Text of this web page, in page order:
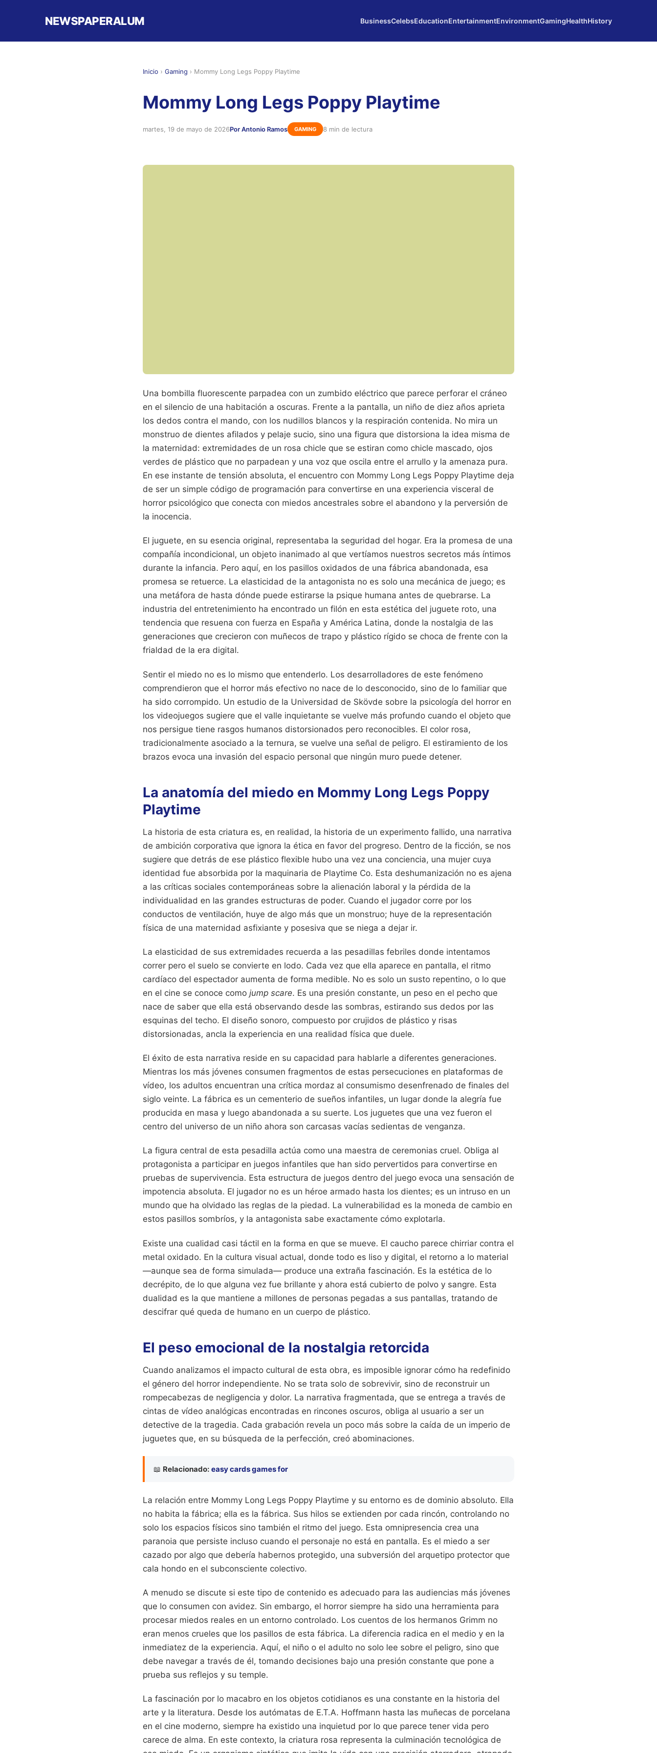
NEWSPAPERALUM BusinessCelebsEducationEntertainmentEnvironmentGamingHealthHistory
Inicio › Gaming › Mommy Long Legs Poppy Playtime
Mommy Long Legs Poppy Playtime
martes, 19 de mayo de 2026Por Antonio Ramos GAMING 8 min de lectura
Una bombilla fluorescente parpadea con un zumbido eléctrico que parece perforar el cráneo
en el silencio de una habitación a oscuras. Frente a la pantalla, un niño de diez años aprieta
los dedos contra el mando, con los nudillos blancos y la respiración contenida. No mira un
monstruo de dientes afilados y pelaje sucio, sino una figura que distorsiona la idea misma de
la maternidad: extremidades de un rosa chicle que se estiran como chicle mascado, ojos
verdes de plástico que no parpadean y una voz que oscila entre el arrullo y la amenaza pura.
En ese instante de tensión absoluta, el encuentro con Mommy Long Legs Poppy Playtime deja
de ser un simple código de programación para convertirse en una experiencia visceral de
horror psicológico que conecta con miedos ancestrales sobre el abandono y la perversión de
la inocencia.
El juguete, en su esencia original, representaba la seguridad del hogar. Era la promesa de una
compañía incondicional, un objeto inanimado al que vertíamos nuestros secretos más íntimos
durante la infancia. Pero aquí, en los pasillos oxidados de una fábrica abandonada, esa
promesa se retuerce. La elasticidad de la antagonista no es solo una mecánica de juego; es
una metáfora de hasta dónde puede estirarse la psique humana antes de quebrarse. La
industria del entretenimiento ha encontrado un filón en esta estética del juguete roto, una
tendencia que resuena con fuerza en España y América Latina, donde la nostalgia de las
generaciones que crecieron con muñecos de trapo y plástico rígido se choca de frente con la
frialdad de la era digital.
Sentir el miedo no es lo mismo que entenderlo. Los desarrolladores de este fenómeno
comprendieron que el horror más efectivo no nace de lo desconocido, sino de lo familiar que
ha sido corrompido. Un estudio de la Universidad de Skövde sobre la psicología del horror en
los videojuegos sugiere que el valle inquietante se vuelve más profundo cuando el objeto que
nos persigue tiene rasgos humanos distorsionados pero reconocibles. El color rosa,
tradicionalmente asociado a la ternura, se vuelve una señal de peligro. El estiramiento de los
brazos evoca una invasión del espacio personal que ningún muro puede detener.
La anatomía del miedo en Mommy Long Legs Poppy
Playtime
La historia de esta criatura es, en realidad, la historia de un experimento fallido, una narrativa
de ambición corporativa que ignora la ética en favor del progreso. Dentro de la ficción, se nos
sugiere que detrás de ese plástico flexible hubo una vez una conciencia, una mujer cuya
identidad fue absorbida por la maquinaria de Playtime Co. Esta deshumanización no es ajena
a las críticas sociales contemporáneas sobre la alienación laboral y la pérdida de la
individualidad en las grandes estructuras de poder. Cuando el jugador corre por los
conductos de ventilación, huye de algo más que un monstruo; huye de la representación
física de una maternidad asfixiante y posesiva que se niega a dejar ir.
La elasticidad de sus extremidades recuerda a las pesadillas febriles donde intentamos
correr pero el suelo se convierte en lodo. Cada vez que ella aparece en pantalla, el ritmo
cardíaco del espectador aumenta de forma medible. No es solo un susto repentino, o lo que
en el cine se conoce como jump scare. Es una presión constante, un peso en el pecho que
nace de saber que ella está observando desde las sombras, estirando sus dedos por las
esquinas del techo. El diseño sonoro, compuesto por crujidos de plástico y risas
distorsionadas, ancla la experiencia en una realidad física que duele.
El éxito de esta narrativa reside en su capacidad para hablarle a diferentes generaciones.
Mientras los más jóvenes consumen fragmentos de estas persecuciones en plataformas de
vídeo, los adultos encuentran una crítica mordaz al consumismo desenfrenado de finales del
siglo veinte. La fábrica es un cementerio de sueños infantiles, un lugar donde la alegría fue
producida en masa y luego abandonada a su suerte. Los juguetes que una vez fueron el
centro del universo de un niño ahora son carcasas vacías sedientas de venganza.
La figura central de esta pesadilla actúa como una maestra de ceremonias cruel. Obliga al
protagonista a participar en juegos infantiles que han sido pervertidos para convertirse en
pruebas de supervivencia. Esta estructura de juegos dentro del juego evoca una sensación de
impotencia absoluta. El jugador no es un héroe armado hasta los dientes; es un intruso en un
mundo que ha olvidado las reglas de la piedad. La vulnerabilidad es la moneda de cambio en
estos pasillos sombríos, y la antagonista sabe exactamente cómo explotarla.
Existe una cualidad casi táctil en la forma en que se mueve. El caucho parece chirriar contra el
metal oxidado. En la cultura visual actual, donde todo es liso y digital, el retorno a lo material
—aunque sea de forma simulada— produce una extraña fascinación. Es la estética de lo
decrépito, de lo que alguna vez fue brillante y ahora está cubierto de polvo y sangre. Esta
dualidad es la que mantiene a millones de personas pegadas a sus pantallas, tratando de
descifrar qué queda de humano en un cuerpo de plástico.
El peso emocional de la nostalgia retorcida
Cuando analizamos el impacto cultural de esta obra, es imposible ignorar cómo ha redefinido
el género del horror independiente. No se trata solo de sobrevivir, sino de reconstruir un
rompecabezas de negligencia y dolor. La narrativa fragmentada, que se entrega a través de
cintas de vídeo analógicas encontradas en rincones oscuros, obliga al usuario a ser un
detective de la tragedia. Cada grabación revela un poco más sobre la caída de un imperio de
juguetes que, en su búsqueda de la perfección, creó abominaciones.
📖 Relacionado: easy cards games for
La relación entre Mommy Long Legs Poppy Playtime y su entorno es de dominio absoluto. Ella
no habita la fábrica; ella es la fábrica. Sus hilos se extienden por cada rincón, controlando no
solo los espacios físicos sino también el ritmo del juego. Esta omnipresencia crea una
paranoia que persiste incluso cuando el personaje no está en pantalla. Es el miedo a ser
cazado por algo que debería habernos protegido, una subversión del arquetipo protector que
cala hondo en el subconsciente colectivo.
A menudo se discute si este tipo de contenido es adecuado para las audiencias más jóvenes
que lo consumen con avidez. Sin embargo, el horror siempre ha sido una herramienta para
procesar miedos reales en un entorno controlado. Los cuentos de los hermanos Grimm no
eran menos crueles que los pasillos de esta fábrica. La diferencia radica en el medio y en la
inmediatez de la experiencia. Aquí, el niño o el adulto no solo lee sobre el peligro, sino que
debe navegar a través de él, tomando decisiones bajo una presión constante que pone a
prueba sus reflejos y su temple.
La fascinación por lo macabro en los objetos cotidianos es una constante en la historia del
arte y la literatura. Desde los autómatas de E.T.A. Hoffmann hasta las muñecas de porcelana
en el cine moderno, siempre ha existido una inquietud por lo que parece tener vida pero
carece de alma. En este contexto, la criatura rosa representa la culminación tecnológica de